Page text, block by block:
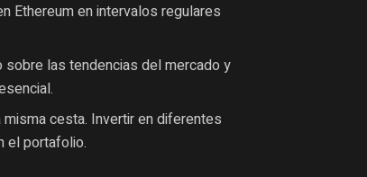
Ethereum en intervalos regulares
sobre las tendencias del mercado y
cesta. Invertir en diferentes
el portafolio.